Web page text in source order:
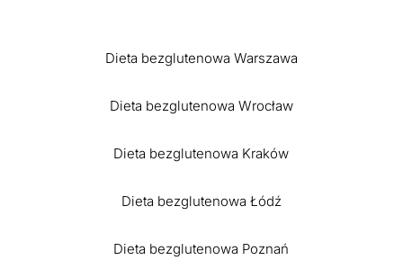
Dieta bezglutenowa Warszawa
Dieta bezglutenowa Wrocław
Dieta bezglutenowa Kraków
Dieta bezglutenowa Łódź
Dieta bezglutenowa Poznań